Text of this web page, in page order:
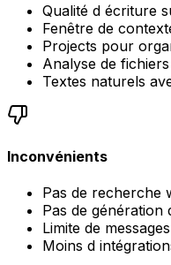
Qualité d écriture
Fenêtre de
Projects pour
Analyse de
Textes naturels
Inconvénients
Pas de recherche
Pas de génération
Limite de
Moins d